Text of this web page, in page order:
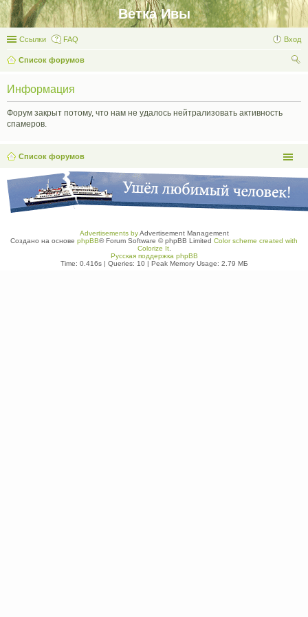
Ветка Ивы
Ссылки FAQ Вход
Список форумов
Информация
Форум закрыт потому, что нам не удалось нейтрализовать активность
спамеров.
Список форумов
Advertisements byAdvertisement Management
Создано на основе phpBB® Forum Software © phpBB Limited Color scheme created with
Colorize It.
Русская поддержка phpBB
Time: 0.416s| Queries: 10| Peak Memory Usage: 2.79 МБ